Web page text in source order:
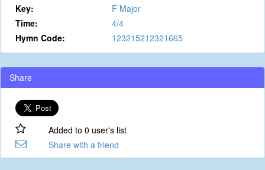
Key:
F Major
Time:
4/4
Hymn Code:
123215212321665
Share
Added to 0 user's list
Share with a friend